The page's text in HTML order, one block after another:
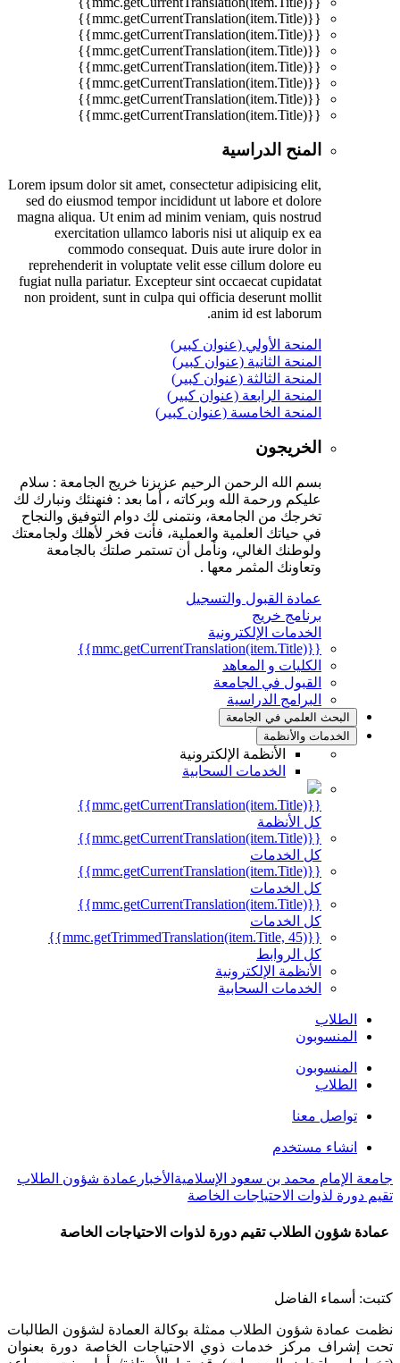
{{mmc.getCurrentTranslation(item.Title)}}
{{mmc.getCurrentTranslation(item.Title)}}
{{mmc.getCurrentTranslation(item.Title)}}
{{mmc.getCurrentTranslation(item.Title)}}
{{mmc.getCurrentTranslation(item.Title)}}
{{mmc.getCurrentTranslation(item.Title)}}
{{mmc.getCurrentTranslation(item.Title)}}
المنح الدراسية
Lorem ipsum dolor sit amet, consectetur adipisicing elit,
sed do eiusmod tempor incididunt ut labore et dolore
magna aliqua. Ut enim ad minim veniam, quis nostrud
exercitation ullamco laboris nisi ut aliquip ex ea
commodo consequat. Duis aute irure dolor in
reprehenderit in voluptate velit esse cillum dolore eu
fugiat nulla pariatur. Excepteur sint occaecat cupidatat
non proident, sunt in culpa qui officia deserunt mollit
anim id est laborum.
المنحة الأولي (عنوان كبير)
المنحة الثانية (عنوان كبير)
المنحة الثالثة (عنوان كبير)
المنحة الرابعة (عنوان كبير)
المنحة الخامسة (عنوان كبير)
الخريجون
بسم الله الرحمن الرحيم عزيزنا خريج الجامعة : سلام
عليكم ورحمة الله وبركاته ، أما بعد : فنهنئك ونبارك لك
تخرجك من الجامعة، ونتمنى لك دوام التوفيق والنجاح
في حياتك العلمية والعملية، فأنت فخر لأهلك ولجامعتك
ولوطنك الغالي، ونأمل أن تستمر صلتك بالجامعة
وتعاونك المثمر معها .
عمادة القبول والتسجيل
برنامج خريج
الخدمات الإلكترونية
{{mmc.getCurrentTranslation(item.Title)}}
الكليات و المعاهد
القبول في الجامعة
البرامج الدراسية
البحث العلمي في الجامعة
الخدمات والأنظمة
الأنظمة الإلكترونية
الخدمات السحابية
{{mmc.getCurrentTranslation(item.Title)}}
كل الأنظمة
{{mmc.getCurrentTranslation(item.Title)}}
كل الخدمات
{{mmc.getCurrentTranslation(item.Title)}}
كل الخدمات
{{mmc.getCurrentTranslation(item.Title)}}
كل الخدمات
{{mmc.getTrimmedTranslation(item.Title, 45)}}
كل الروابط
الأنظمة الإلكترونية
الخدمات السحابية
الطلاب
المنسوبون
المنسوبون
الطلاب
تواصل معنا
انشاء مستخدم
جامعة الإمام محمد بن سعود الإسلامية الأخبار عمادة شؤون الطلاب
تقيم دورة لذوات الاحتياجات الخاصة
عمادة شؤون الطلاب تقيم دورة لذوات الاحتياجات الخاصة
كتبت: أسماء الفاضل
نظمت عمادة شؤون الطلاب ممثلة بوكالة العمادة لشؤون الطالبات
تحت إشراف مركز خدمات ذوي الاحتياجات الخاصة دورة بعنوان